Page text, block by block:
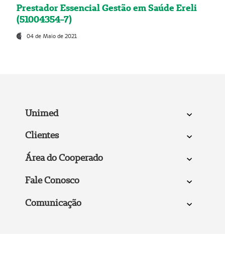
Prestador Essencial Gestão em Saúde Ereli
(51004354-7)
04 de Maio de 2021
Unimed
Clientes
Área do Cooperado
Fale Conosco
Comunicação